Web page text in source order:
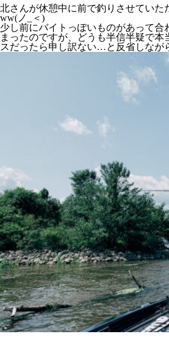
北さんが休憩中に前で釣りさせていた
ww(ノ_＜)
少し前にバイトっぽいものがあって合
まったのですが、どうも半信半疑で本
スだったら申し訳ない…と反省しなが